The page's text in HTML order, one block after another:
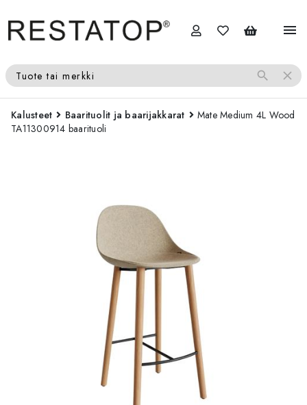
menu
Tuote tai merkki search close
Kalusteet Baarituolit ja baarijakkarat
Mate Medium 4L Wood
TA11300914 baarituoli